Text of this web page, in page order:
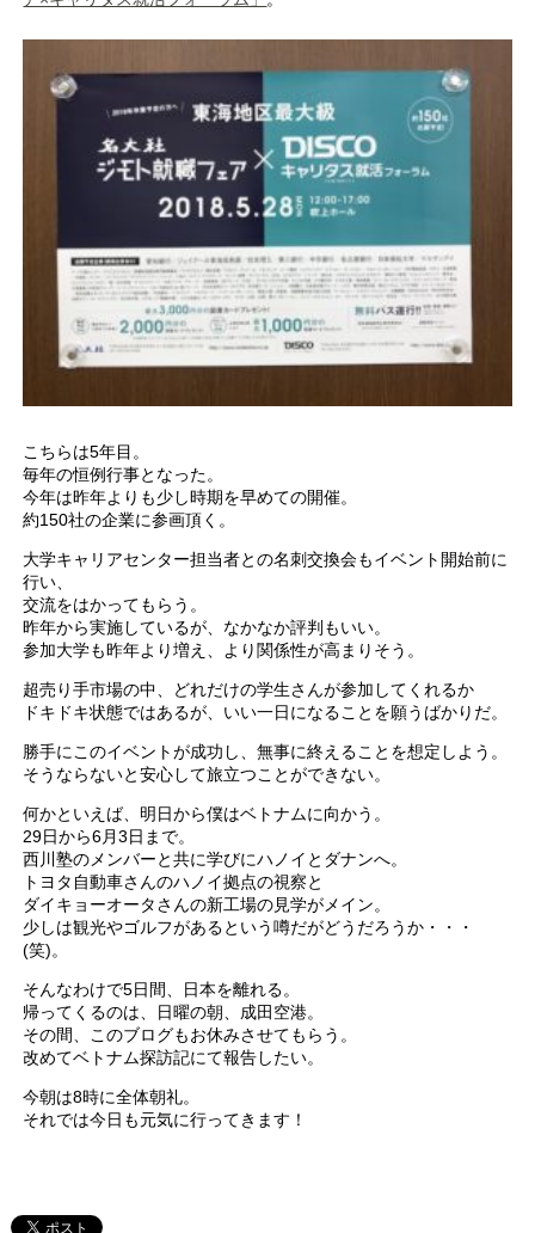
こちらは5年目。
毎年の恒例行事となった。
今年は昨年よりも少し時期を早めての開催。
約150社の企業に参画頂く。
大学キャリアセンター担当者との名刺交換会もイベント開始前に
行い、
交流をはかってもらう。
昨年から実施しているが、なかなか評判もいい。
参加大学も昨年より増え、より関係性が高まりそう。
超売り手市場の中、どれだけの学生さんが参加してくれるか
ドキドキ状態ではあるが、いい一日になることを願うばかりだ。
勝手にこのイベントが成功し、無事に終えることを想定しよう。
そうならないと安心して旅立つことができない。
何かといえば、明日から僕はベトナムに向かう。
29日から6月3日まで。
西川塾のメンバーと共に学びにハノイとダナンへ。
トヨタ自動車さんのハノイ拠点の視察と
ダイキョーオータさんの新工場の見学がメイン。
少しは観光やゴルフがあるという噂だがどうだろうか・・・
(笑)。
そんなわけで5日間、日本を離れる。
帰ってくるのは、日曜の朝、成田空港。
その間、このブログもお休みさせてもらう。
改めてベトナム探訪記にて報告したい。
今朝は8時に全体朝礼。
それでは今日も元気に行ってきます！